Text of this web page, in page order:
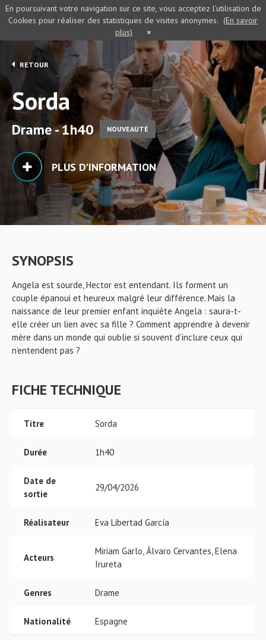
RETOUR
Sorda
Drame - 1h40 NOUVEAUTÉ
PLUS D'INFORMATION
SYNOPSIS
Angela est sourde, Hector est entendant. Ils forment un
couple épanoui et heureux malgré leur différence. Mais la
naissance de leur premier enfant inquiète Angela : saura-t-
elle créer un lien avec sa fille ? Comment apprendre à devenir
mère dans un monde qui oublie si souvent d’inclure ceux qui
n’entendent pas ?
FICHE TECHNIQUE
Titre Sorda
Durée 1h40
Date de
sortie
29/04/2026
Réalisateur Eva Libertad García
Acteurs
Miriam Garlo, Álvaro Cervantes, Elena
Irureta
Genres Drame
Nationalité Espagne
En poursuivant votre navigation sur ce site, vous acceptez l’utilisation de
Cookies pour réaliser des statistiques de visites anonymes. (En savoir
plus)
×